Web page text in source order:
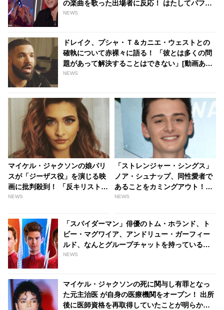
の楽曲を歌った出場者に反応！ はたしてパフォ
ーマンスの結果は・・？［動画あり］ -
NEWS
ドレイク、プシャ・Ｔ＆カニエ・ウェストとの
確執について赤裸々に語る！ 「彼とは多くの問
題があって解決することはできない」[動画あり]
| tvgroove
NEWS
マイケル・ジャクソンの娘パリ
スが「ジーザス役」を演じる映
画に批判殺到！ 「反キリスト教
のゴミ」と言われ、上映中止へ
NEWS
「ストレンジャー・シングス」
ノア・シュナップ、同性愛者で
あることをカミングアウト！
「僕は思ったよりウィルと似て
NEWS
「スパイダーマン」俳優のトム・ホランド、ト
ビー・マグワイア、アンドリュー・ガーフィー
ルド、なんとグループチャットを持っているこ
とが明らかに！ 彼らが話している内容と
NEWS
マイケル・ジャクソンの死に関与し有罪となっ
た元主治医 が自身の医療機関をオープン！ 出所
後に医師資格を再取得していたことが明らかに -